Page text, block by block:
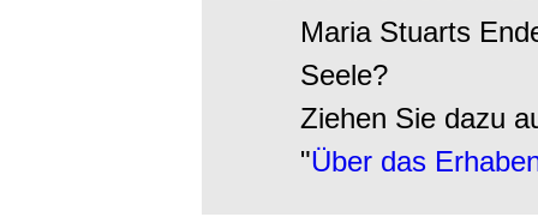
Maria Stuarts
Seele?
Ziehen Sie dazu
"Über das